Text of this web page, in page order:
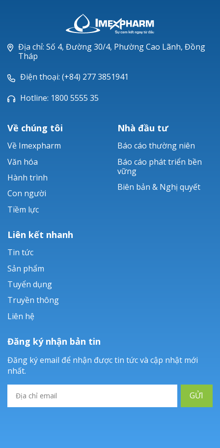
LEVOFLOXACIN
NEXCIX®
Địa chỉ: Số 4, Đường 30/4, Phường Cao Lãnh, Đồng
Tháp
Điện thoại: (+84) 277 3851941
Hotline: 1800 5555 35
Về chúng tôi
Về Imexpharm
Văn hóa
Hành trình
Con người
Tiềm lực
Nhà đầu tư
Báo cáo thường niên
Báo cáo phát triển bền
vững
Biên bản & Nghị quyết
Liên kết nhanh
Tin tức
Sản phẩm
Tuyển dụng
Truyền thông
Liên hệ
Đăng ký nhận bản tin
Đăng ký email để nhận được tin tức và cập nhật mới
nhất.
GỬI